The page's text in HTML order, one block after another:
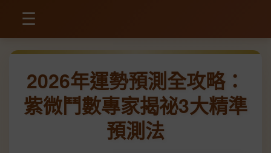
☰
2026年運勢預測全攻略：
紫微鬥數專家揭祕3大精準
預測法